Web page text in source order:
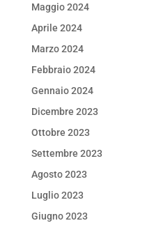
Maggio 2024
Aprile 2024
Marzo 2024
Febbraio 2024
Gennaio 2024
Dicembre 2023
Ottobre 2023
Settembre 2023
Agosto 2023
Luglio 2023
Giugno 2023